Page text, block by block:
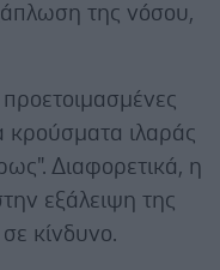
της νόσου,
ιλαράς
Διαφορετικά, η
εξάλειψη της
κίνδυνο.